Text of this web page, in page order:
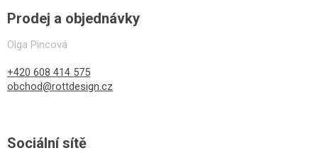
Prodej a objednávky
Olga Pincová
+420 608 414 575
obchod@rottdesign.cz
Sociální sítě